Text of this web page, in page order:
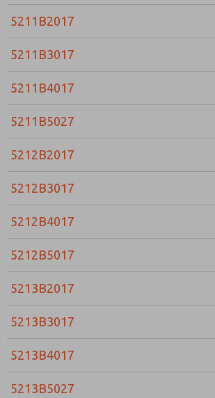
5211B2017
5211B3017
5211B4017
5211B5027
5212B2017
5212B3017
5212B4017
5212B5017
5213B2017
5213B3017
5213B4017
5213B5027